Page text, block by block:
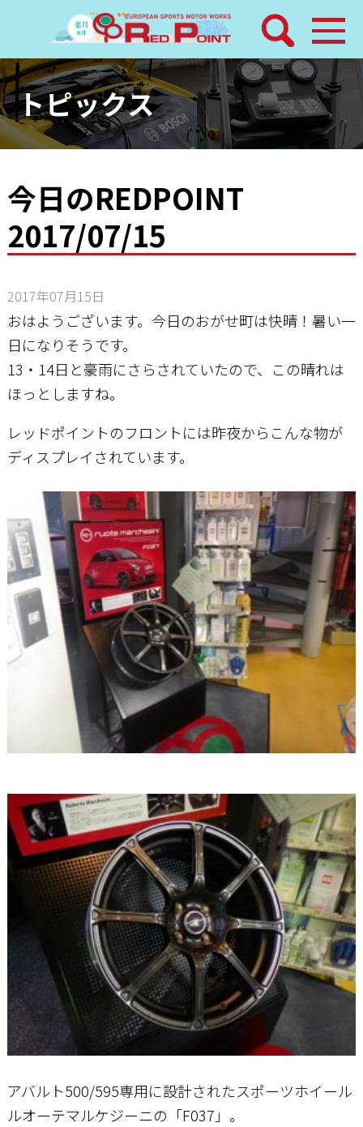
検索
ホーム
トピックス
レッドポイントパーツ
店舗案内
工場通信
トピックス
今日のREDPOINT
2017/07/15
2017年07月15日
おはようございます。今日のおがせ町は快晴！暑い一
日になりそうです。
13・14日と豪雨にさらされていたので、この晴れは
ほっとしますね。
レッドポイントのフロントには昨夜からこんな物が
ディスプレイされています。
アバルト500/595専用に設計されたスポーツホイール
ルオーテマルケジーニの「F037」。